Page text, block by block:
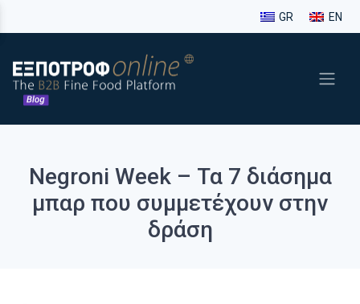
GR EN
Negroni Week – Τα 7 διάσημα
μπαρ που συμμετέχουν στην
δράση